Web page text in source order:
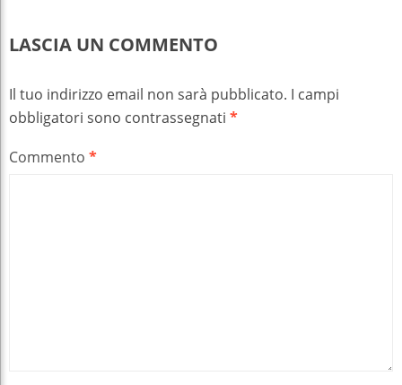
LASCIA UN COMMENTO
Il tuo indirizzo email non sarà pubblicato. I campi
obbligatori sono contrassegnati *
Commento *